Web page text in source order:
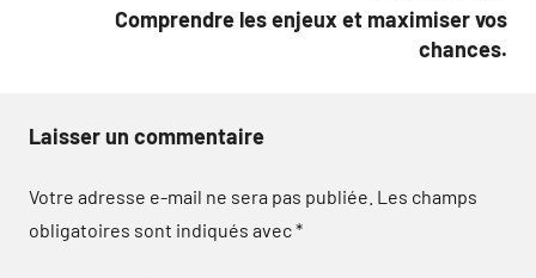
Comprendre les enjeux et maximiser vos
chances.
Laisser un commentaire
Votre adresse e-mail ne sera pas publiée. Les champs
obligatoires sont indiqués avec*